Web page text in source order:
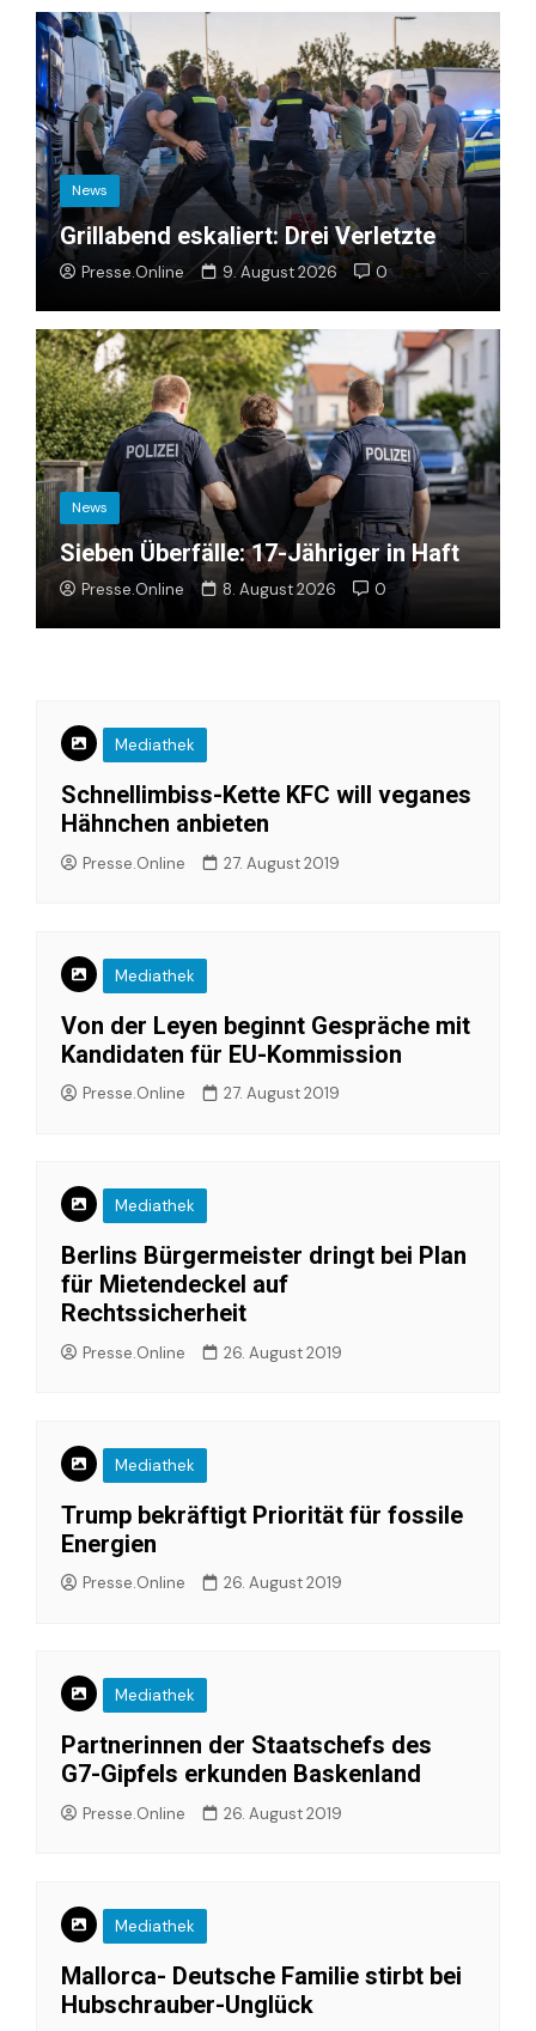
News
Grillabend eskaliert: Drei Verletzte
Presse.Online 9. August 2026 0
News
Sieben Überfälle: 17-Jähriger in Haft
Presse.Online 8. August 2026 0
Mediathek
Schnellimbiss-Kette KFC will veganes
Hähnchen anbieten
Presse.Online 27. August 2019
Mediathek
Von der Leyen beginnt Gespräche mit
Kandidaten für EU-Kommission
Presse.Online 27. August 2019
Mediathek
Berlins Bürgermeister dringt bei Plan
für Mietendeckel auf
Rechtssicherheit
Presse.Online 26. August 2019
Mediathek
Trump bekräftigt Priorität für fossile
Energien
Presse.Online 26. August 2019
Mediathek
Partnerinnen der Staatschefs des
G7-Gipfels erkunden Baskenland
Presse.Online 26. August 2019
Mediathek
Mallorca- Deutsche Familie stirbt bei
Hubschrauber-Unglück